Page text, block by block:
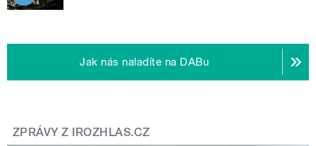
Jak nás naladíte na DABu
ZPRÁVY Z IROZHLAS.CZ